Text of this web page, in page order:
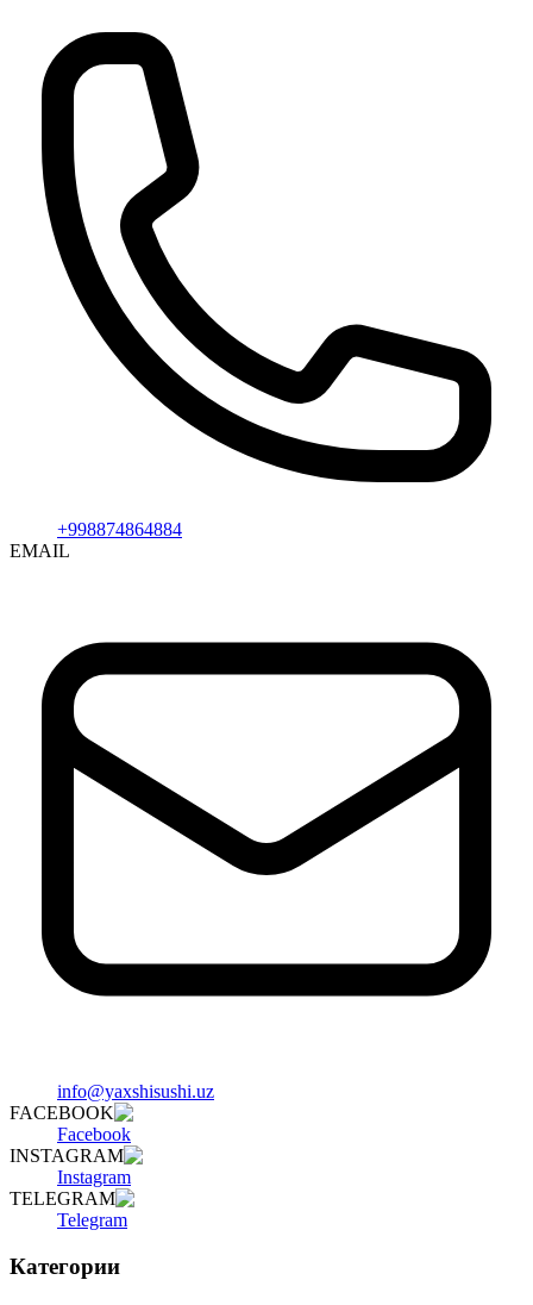
+998874864884
EMAIL
info@yaxshisushi.uz
FACEBOOK
Facebook
INSTAGRAM
Instagram
TELEGRAM
Telegram
Категории